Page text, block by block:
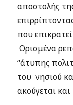
αποστολής
που
Ορισμένα
“άτυπης
του νησιού
ακούγεται